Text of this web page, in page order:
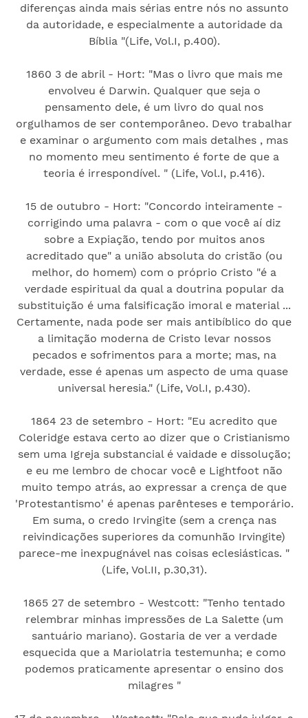
diferenças ainda mais sérias entre nós no assunto
da autoridade, e especialmente a autoridade da
Bíblia "(Life, Vol.I, p.400).
1860 3 de abril - Hort: "Mas o livro que mais me
envolveu é Darwin. Qualquer que seja o
pensamento dele, é um livro do qual nos
orgulhamos de ser contemporâneo. Devo trabalhar
e examinar o argumento com mais detalhes , mas
no momento meu sentimento é forte de que a
teoria é irrespondível. " (Life, Vol.I, p.416).
15 de outubro - Hort: "Concordo inteiramente -
corrigindo uma palavra - com o que você aí diz
sobre a Expiação, tendo por muitos anos
acreditado que" a união absoluta do cristão (ou
melhor, do homem) com o próprio Cristo "é a
verdade espiritual da qual a doutrina popular da
substituição é uma falsificação imoral e material ...
Certamente, nada pode ser mais antibíblico do que
a limitação moderna de Cristo levar nossos
pecados e sofrimentos para a morte; mas, na
verdade, esse é apenas um aspecto de uma quase
universal heresia." (Life, Vol.I, p.430).
1864 23 de setembro - Hort: "Eu acredito que
Coleridge estava certo ao dizer que o Cristianismo
sem uma Igreja substancial é vaidade e dissolução;
e eu me lembro de chocar você e Lightfoot não
muito tempo atrás, ao expressar a crença de que
'Protestantismo' é apenas parênteses e temporário.
Em suma, o credo Irvingite (sem a crença nas
reivindicações superiores da comunhão Irvingite)
parece-me inexpugnável nas coisas eclesiásticas. "
(Life, Vol.II, p.30,31).
1865 27 de setembro - Westcott: "Tenho tentado
relembrar minhas impressões de La Salette (um
santuário mariano). Gostaria de ver a verdade
esquecida que a Mariolatria testemunha; e como
podemos praticamente apresentar o ensino dos
milagres "